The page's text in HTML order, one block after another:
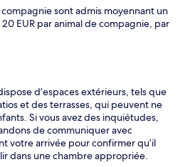
compagnie sont admis moyennant un
EUR par animal de compagnie, par
d’espaces extérieurs, tels que
et des terrasses, qui peuvent ne
Si vous avez des inquiétudes,
de communiquer avec
votre arrivée pour confirmer qu’il
dans une chambre appropriée.